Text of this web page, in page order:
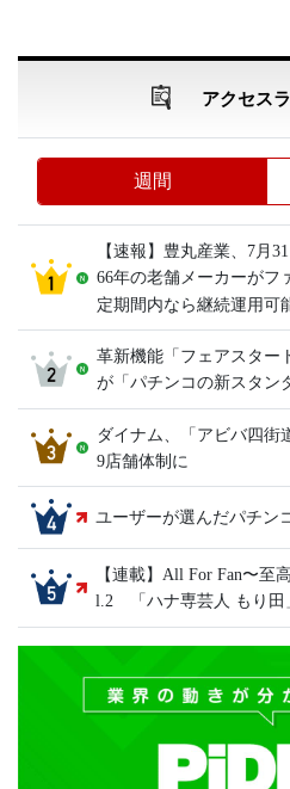
アクセス
週間
【速報】豊丸産業、7月
66年の老舗メーカーが
定期間内なら継続運用可
革新機能「フェアスター
が「パチンコの新スタン
ダイナム、「アビバ四
9店舗体制に
ユーザーが選んだパチン
【連載】All For Fan〜至
l.2 「ハナ専芸人 もり田